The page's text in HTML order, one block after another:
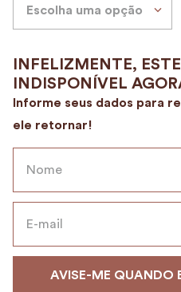
Escolha uma opção